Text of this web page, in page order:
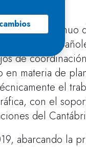
proceso
de
materia de
el
con el
del
abarcando la